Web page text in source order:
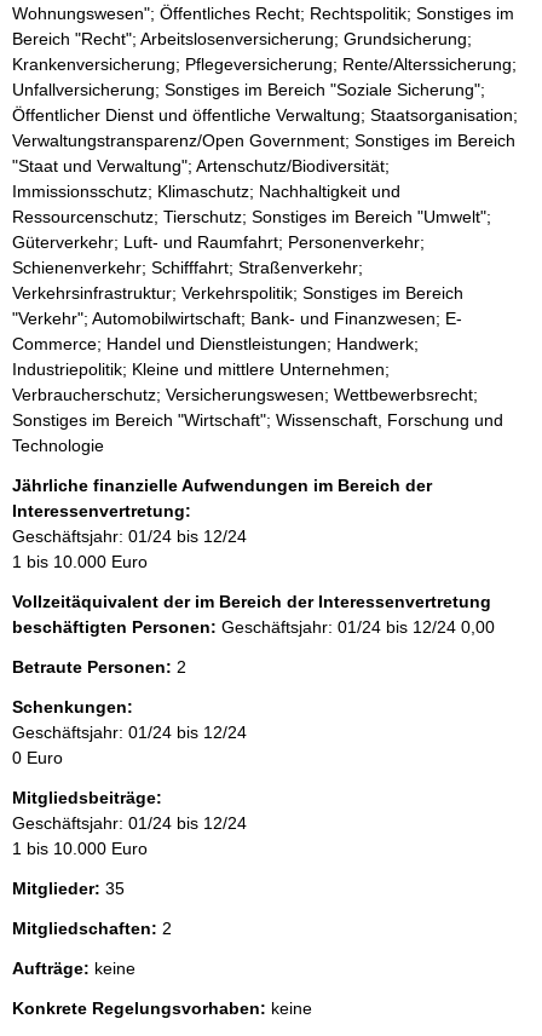
Wohnungswesen"; Öffentliches Recht; Rechtspolitik; Sonstiges im
Bereich "Recht"; Arbeitslosenversicherung; Grundsicherung;
Krankenversicherung; Pflegeversicherung; Rente/Alterssicherung;
Unfallversicherung; Sonstiges im Bereich "Soziale Sicherung";
Öffentlicher Dienst und öffentliche Verwaltung; Staatsorganisation;
Verwaltungstransparenz/Open Government; Sonstiges im Bereich
"Staat und Verwaltung"; Artenschutz/Biodiversität;
Immissionsschutz; Klimaschutz; Nachhaltigkeit und
Ressourcenschutz; Tierschutz; Sonstiges im Bereich "Umwelt";
Güterverkehr; Luft- und Raumfahrt; Personenverkehr;
Schienenverkehr; Schifffahrt; Straßenverkehr;
Verkehrsinfrastruktur; Verkehrspolitik; Sonstiges im Bereich
"Verkehr"; Automobilwirtschaft; Bank- und Finanzwesen; E-
Commerce; Handel und Dienstleistungen; Handwerk;
Industriepolitik; Kleine und mittlere Unternehmen;
Verbraucherschutz; Versicherungswesen; Wettbewerbsrecht;
Sonstiges im Bereich "Wirtschaft"; Wissenschaft, Forschung und
Technologie
Jährliche finanzielle Aufwendungen im Bereich der
Interessenvertretung:
Geschäftsjahr: 01/24 bis 12/24
1 bis 10.000 Euro
Vollzeitäquivalent der im Bereich der Interessenvertretung
beschäftigten Personen: Geschäftsjahr: 01/24 bis 12/24 0,00
Betraute Personen: 2
Schenkungen:
Geschäftsjahr: 01/24 bis 12/24
0 Euro
Mitgliedsbeiträge:
Geschäftsjahr: 01/24 bis 12/24
1 bis 10.000 Euro
Mitglieder: 35
Mitgliedschaften: 2
Aufträge: keine
Konkrete Regelungsvorhaben: keine